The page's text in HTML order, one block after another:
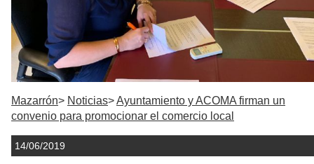
Mazarrón Noticias
Ayuntamiento y ACOMA firman un
convenio para promocionar el comercio local
14/06/2019